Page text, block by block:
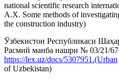
national scientific research
A.X. Some methods of
the construction industry)
Ўзбекистон Республикаси
Расмий манба нашри № 03/21/
https://lex.uz/docs/5307951.(Urban
of Uzbekistan)